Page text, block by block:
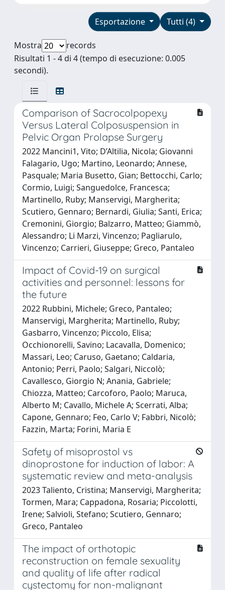
Tutti (4)
Esportazione
Mostra
records
Risultati 1 - 4 di 4 (tempo di esecuzione: 0.005
secondi).
Comparison of Sacrocolpopexy
Versus Lateral Colposuspension in
Pelvic Organ Prolapse Surgery
2022 Mancini1, Vito; D’Altilia, Nicola; Giovanni
Falagario, Ugo; Martino, Leonardo; Annese,
Pasquale; Maria Busetto, Gian; Bettocchi, Carlo;
Cormio, Luigi; Sanguedolce, Francesca;
Martinello, Ruby; Manservigi, Margherita;
Scutiero, Gennaro; Bernardi, Giulia; Santi, Erica;
Cremonini, Giorgio; Balzarro, Matteo; Giammò,
Alessandro; Li Marzi, Vincenzo; Pagliarulo,
Vincenzo; Carrieri, Giuseppe; Greco, Pantaleo
Impact of Covid-19 on surgical
activities and personnel: lessons for
the future
2022 Rubbini, Michele; Greco, Pantaleo;
Manservigi, Margherita; Martinello, Ruby;
Gasbarro, Vincenzo; Piccolo, Elisa;
Occhionorelli, Savino; Lacavalla, Domenico;
Massari, Leo; Caruso, Gaetano; Caldaria,
Antonio; Perri, Paolo; Salgari, Niccolò;
Cavallesco, Giorgio N; Anania, Gabriele;
Chiozza, Matteo; Carcoforo, Paolo; Maruca,
Alberto M; Cavallo, Michele A; Scerrati, Alba;
Capone, Gennaro; Feo, Carlo V; Fabbri, Nicolò;
Fazzin, Marta; Forini, Maria E
Safety of misoprostol vs
dinoprostone for induction of labor: A
systematic review and meta-analysis
2023 Taliento, Cristina; Manservigi, Margherita;
Tormen, Mara; Cappadona, Rosaria; Piccolotti,
Irene; Salvioli, Stefano; Scutiero, Gennaro;
Greco, Pantaleo
The impact of orthotopic
reconstruction on female sexuality
and quality of life after radical
cystectomy for non-malignant